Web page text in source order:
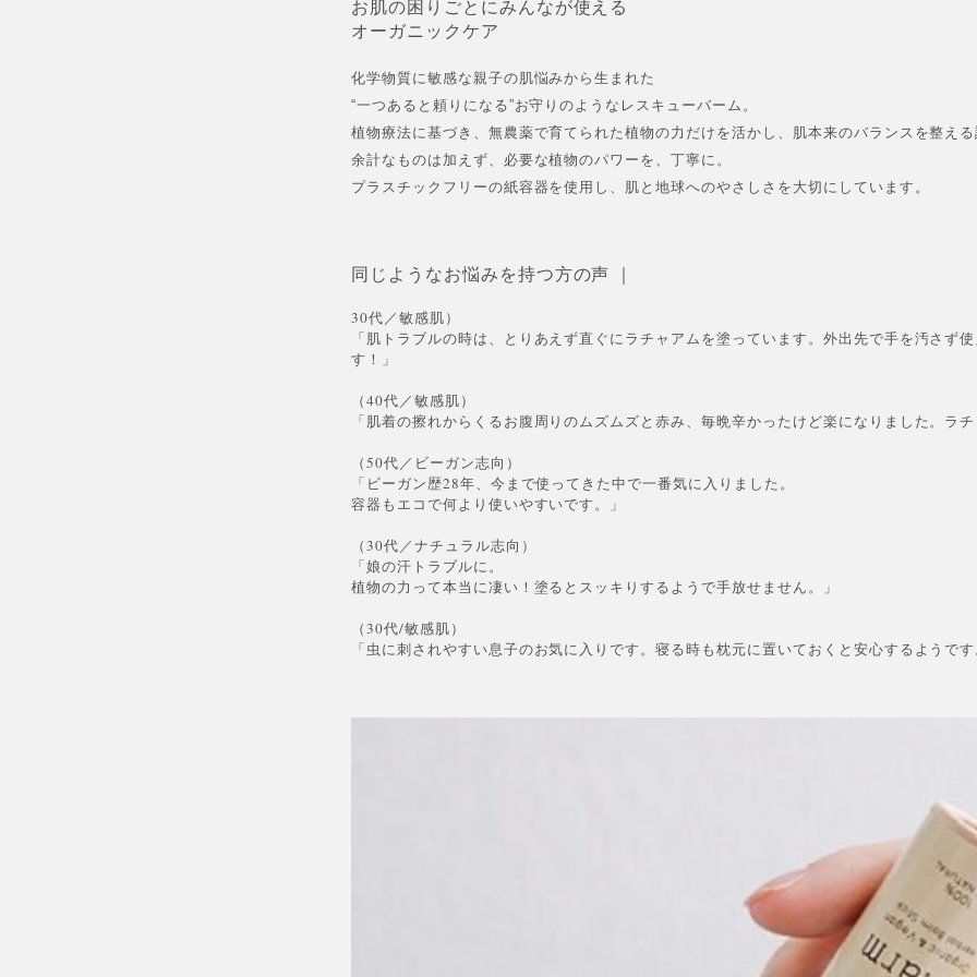
お肌の困りごとにみんなが使える
オーガニックケア
化学物質に敏感な親子の肌悩みから生まれた
“一つあると頼りになる”お守りのようなレスキューバーム。
植物療法に基づき、無農薬で育てられた植物の力だけを活かし、肌本来のバランスを整え
余計なものは加えず、必要な植物のパワーを、丁寧に。
プラスチックフリーの紙容器を使用し、肌と地球へのやさしさを大切にしています。
同じようなお悩みを持つ方の声 ｜
30代／敏感肌）
「肌トラブルの時は、とりあえず直ぐにラチャアムを塗っています。外出先で手を汚さず
す！」
（40代／敏感肌）
「肌着の擦れからくるお腹周りのムズムズと赤み、毎晩辛かったけど楽になりました。ラ
（50代／ビーガン志向）
「ビーガン歴28年、今まで使ってきた中で一番気に入りました。
容器もエコで何より使いやすいです。」
（30代／ナチュラル志向）
「娘の汗トラブルに。
植物の力って本当に凄い！塗るとスッキりするようで手放せません。」
（30代/敏感肌）
「虫に刺されやすい息子のお気に入りです。寝る時も枕元に置いておくと安心するようで